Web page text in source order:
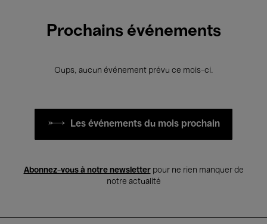
Prochains événements
Oups, aucun événement prévu ce mois-ci.
Les événements du mois prochain
Abonnez-vous à notre newsletterpour ne rien manquer de
notre actualité